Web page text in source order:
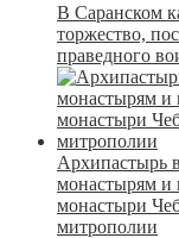
В Саранском
торжество,
праведного
Архипастырь
монастырям и
монастыри
митрополии